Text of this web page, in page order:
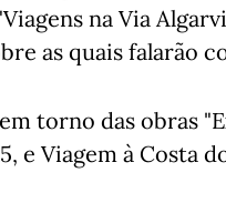
na Via
as quais falarão
torno das obras
e Viagem à Costa